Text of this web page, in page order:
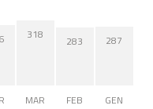
318
MAR
283
FEB
287
GEN